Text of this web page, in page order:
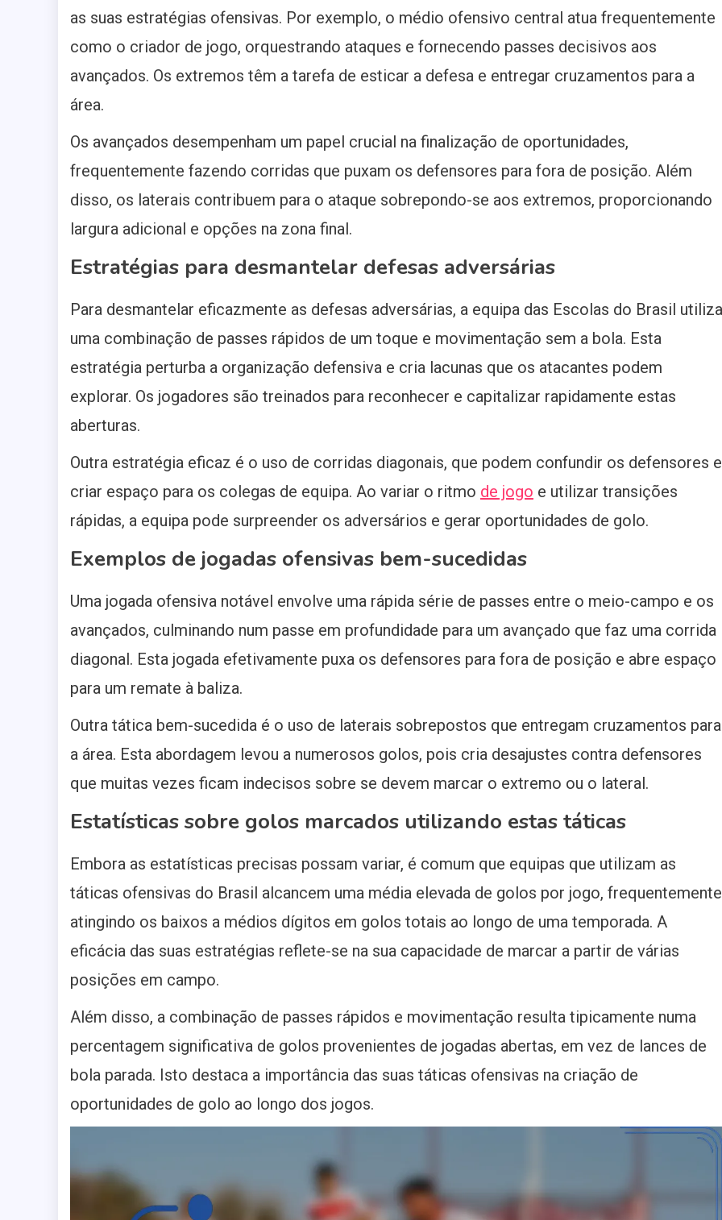
as suas estratégias ofensivas. Por exemplo, o médio ofensivo central atua frequentemente
como o criador de jogo, orquestrando ataques e fornecendo passes decisivos aos
avançados. Os extremos têm a tarefa de esticar a defesa e entregar cruzamentos para a
área.
Os avançados desempenham um papel crucial na finalização de oportunidades,
frequentemente fazendo corridas que puxam os defensores para fora de posição. Além
disso, os laterais contribuem para o ataque sobrepondo-se aos extremos, proporcionando
largura adicional e opções na zona final.
Estratégias para desmantelar defesas adversárias
Para desmantelar eficazmente as defesas adversárias, a equipa das Escolas do Brasil utiliza
uma combinação de passes rápidos de um toque e movimentação sem a bola. Esta
estratégia perturba a organização defensiva e cria lacunas que os atacantes podem
explorar. Os jogadores são treinados para reconhecer e capitalizar rapidamente estas
aberturas.
Outra estratégia eficaz é o uso de corridas diagonais, que podem confundir os defensores e
criar espaço para os colegas de equipa. Ao variar o ritmo de jogo e utilizar transições
rápidas, a equipa pode surpreender os adversários e gerar oportunidades de golo.
Exemplos de jogadas ofensivas bem-sucedidas
Uma jogada ofensiva notável envolve uma rápida série de passes entre o meio-campo e os
avançados, culminando num passe em profundidade para um avançado que faz uma corrida
diagonal. Esta jogada efetivamente puxa os defensores para fora de posição e abre espaço
para um remate à baliza.
Outra tática bem-sucedida é o uso de laterais sobrepostos que entregam cruzamentos para
a área. Esta abordagem levou a numerosos golos, pois cria desajustes contra defensores
que muitas vezes ficam indecisos sobre se devem marcar o extremo ou o lateral.
Estatísticas sobre golos marcados utilizando estas táticas
Embora as estatísticas precisas possam variar, é comum que equipas que utilizam as
táticas ofensivas do Brasil alcancem uma média elevada de golos por jogo, frequentemente
atingindo os baixos a médios dígitos em golos totais ao longo de uma temporada. A
eficácia das suas estratégias reflete-se na sua capacidade de marcar a partir de várias
posições em campo.
Além disso, a combinação de passes rápidos e movimentação resulta tipicamente numa
percentagem significativa de golos provenientes de jogadas abertas, em vez de lances de
bola parada. Isto destaca a importância das suas táticas ofensivas na criação de
oportunidades de golo ao longo dos jogos.